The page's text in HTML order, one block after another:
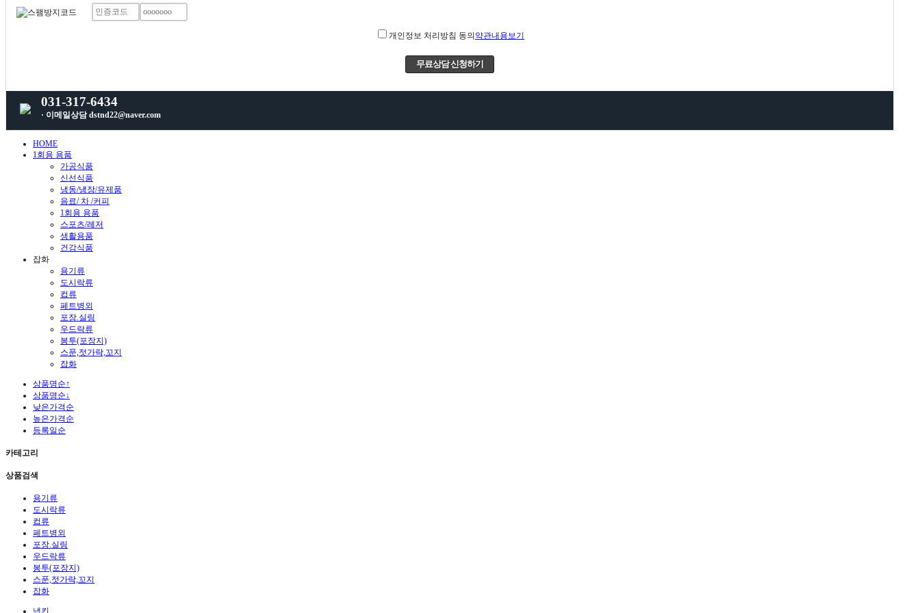
개인정보 처리방침 동의 약관내용보기
031-317-6434
· 이메일상담 dstnd22@naver.com
HOME
1회용 용품
가공식품
신선식품
냉동/냉장/유제품
음료/ 차 /커피
1회용 용품
스포츠/레저
생활용품
건강식품
잡화
용기류
도시락류
컵류
페트병외
포장.실링
우드락류
봉투(포장지)
스푼,젓가락,꼬지
잡화
상품명순↑
상품명순↓
낮은가격순
높은가격순
등록일순
카테고리
상품검색
용기류
도시락류
컵류
페트병외
포장.실링
우드락류
봉투(포장지)
스푼,젓가락,꼬지
잡화
냅킨